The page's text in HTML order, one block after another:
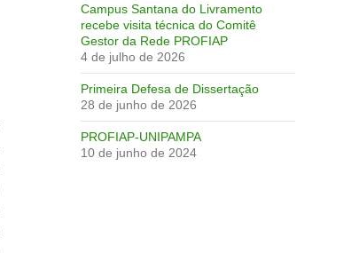
Campus Santana do Livramento
recebe visita técnica do Comitê
Gestor da Rede PROFIAP
4 de julho de 2026
Primeira Defesa de Dissertação
28 de junho de 2026
PROFIAP-UNIPAMPA
10 de junho de 2024